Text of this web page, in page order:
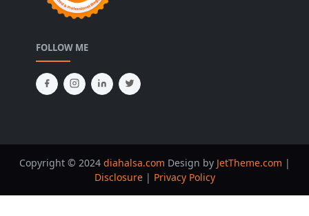
FOLLOW ME
Copyright © 2024 diahalsa.com Design by JetTheme.com |
Disclosure| Privacy Policy